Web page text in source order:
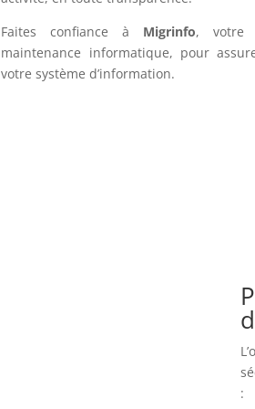
Faites confiance à Migrinfo, votre
maintenance informatique, pour
votre système d’information.
: